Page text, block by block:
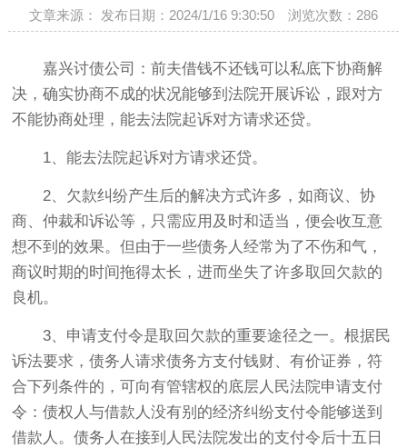
文章来源： 发布日期：2024/1/16 9:30:50 浏览次数： 286
嘉兴讨债公司：前夫借钱不还钱可以私底下协商解
决，确实协商不成的状况能够到法院开展诉讼，跟对方
不能协商处理，能去法院起诉对方请求还贷。
1、能去法院起诉对方请求还贷。
2、欠款纠纷产生后的解决方式许多，如商议、协
商、仲裁和诉讼等，只需应用及时和适当，便会收互意
想不到的效果。但由于一些债务人经常为了不伤和气，
商议时期的时间拖得太长，进而坐失了许多取回欠款的
良机。
3、申请支付令是取回欠款的重要途径之一。根据民
诉法要求，债务人请求债务方支付钱财、有价证券，符
合下列条件的，可向有管辖权的底层人民法院申请支付
令：债权人与借款人没有别的经济纠纷支付令能够送到
借款人。债务人在接到人民法院发出的支付令后十五日